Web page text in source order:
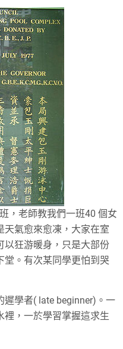
，老師教我們一班40 個女
天氣愈來愈凍，大家在室
以狂游暖身，只是大部份
堂。有次某同學更怕到哭
遲學者( late beginner)。一
裡，一於學習掌握這求生